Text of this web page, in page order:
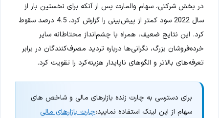
در بخش شرکتی، سهام والمارت پس از آنکه برای نخستین بار از
سال 2022 سود کمتر از پیش‌بینی را گزارش کرد، 4.5 درصد سقوط
کرد. این نتایج ضعیف، همراه با چشم‌انداز محتاطانه سایر
خرده‌فروشان بزرگ، نگرانی‌ها درباره تردید مصرف‌کنندگان در برابر
تعرفه‌های بالاتر و الگوهای ناپایدار هزینه‌کرد را تقویت کرد.
برای دسترسی به چارت زنده بازارهای مالی و شاخص های
سهام از این لینک استفاده نمایید:چارت بازارهای مالی